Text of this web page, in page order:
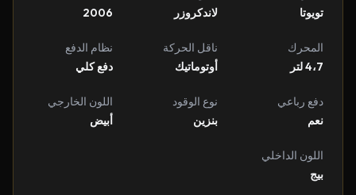
تويوتا
لاندكروزر
2006
المحرك
4،7 لتر
ناقل الحركة
أوتوماتيك
نظام الدفع
دفع كلي
دفع رباعي
نعم
نوع الوقود
بنزين
اللون الخارجي
أبيض
اللون الداخلي
بيج